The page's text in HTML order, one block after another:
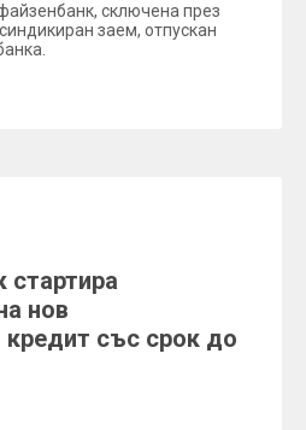
сключена през
заем, отпускан
стартира
нов
кредит със срок до